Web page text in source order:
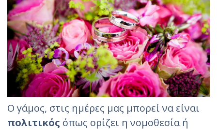
Ο γάμος, στις ημέρες μας μπορεί να είναι
πολιτικός όπως ορίζει η νομοθεσία ή